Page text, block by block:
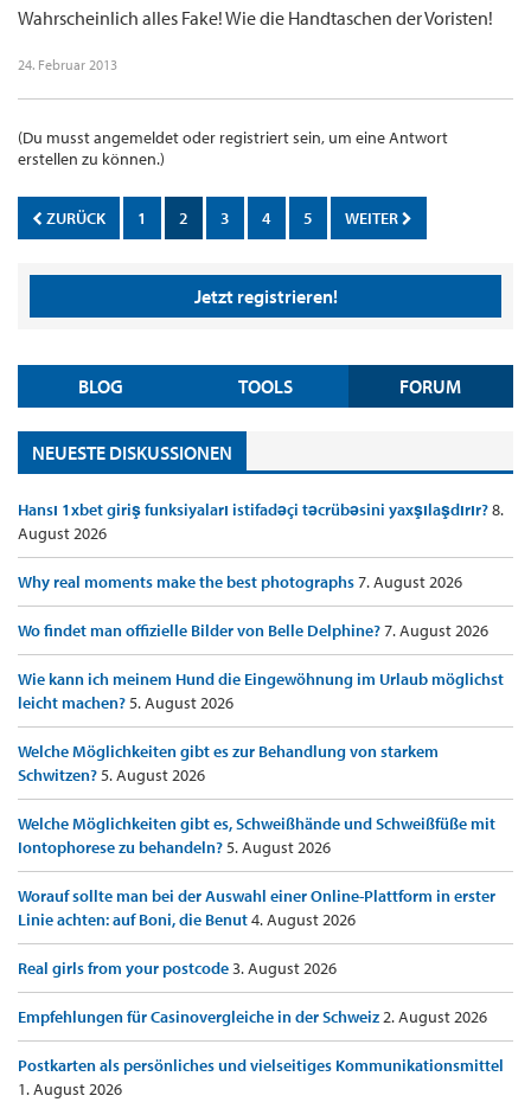
Wahrscheinlich alles Fake! Wie die Handtaschen der Voristen!
24. Februar 2013
(Du musst angemeldet oder registriert sein, um eine Antwort
erstellen zu können.)
ZURÜCK 1 2 3 4 5 WEITER
Jetzt registrieren!
BLOG TOOLS FORUM
NEUESTE DISKUSSIONEN
Hansı 1xbet giriş funksiyaları istifadəçi təcrübəsini yaxşılaşdırır?8.
August 2026
Why real moments make the best photographs7. August 2026
Wo findet man offizielle Bilder von Belle Delphine?7. August 2026
Wie kann ich meinem Hund die Eingewöhnung im Urlaub möglichst
leicht machen?5. August 2026
Welche Möglichkeiten gibt es zur Behandlung von starkem
Schwitzen?5. August 2026
Welche Möglichkeiten gibt es, Schweißhände und Schweißfüße mit
Iontophorese zu behandeln?5. August 2026
Worauf sollte man bei der Auswahl einer Online-Plattform in erster
Linie achten: auf Boni, die Benut4. August 2026
Real girls from your postcode3. August 2026
Empfehlungen für Casinovergleiche in der Schweiz2. August 2026
Postkarten als persönliches und vielseitiges Kommunikationsmittel
1. August 2026